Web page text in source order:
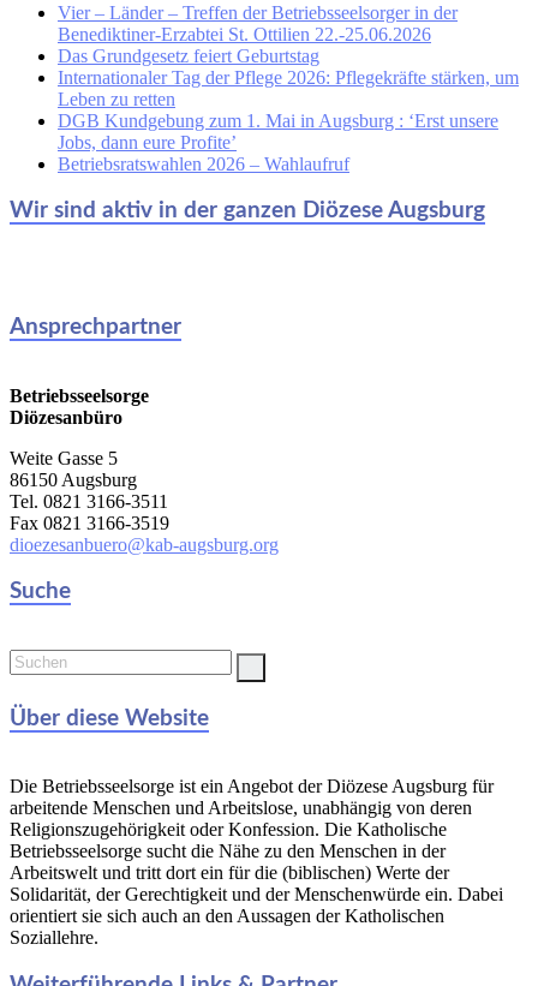
Vier – Länder – Treffen der Betriebsseelsorger in der
Benediktiner-Erzabtei St. Ottilien 22.-25.06.2026
Das Grundgesetz feiert Geburtstag
Internationaler Tag der Pflege 2026: Pflegekräfte stärken, um
Leben zu retten
DGB Kundgebung zum 1. Mai in Augsburg : ‘Erst unsere
Jobs, dann eure Profite’
Betriebsratswahlen 2026 – Wahlaufruf
Wir sind aktiv in der ganzen Diözese Augsburg
Ansprechpartner
Betriebsseelsorge
Diözesanbüro
Weite Gasse 5
86150 Augsburg
Tel. 0821 3166-3511
Fax 0821 3166-3519
dioezesanbuero@kab-augsburg.org
Suche
Über diese Website
Die Betriebsseelsorge ist ein Angebot der Diözese Augsburg für
arbeitende Menschen und Arbeitslose, unabhängig von deren
Religionszugehörigkeit oder Konfession. Die Katholische
Betriebsseelsorge sucht die Nähe zu den Menschen in der
Arbeitswelt und tritt dort ein für die (biblischen) Werte der
Solidarität, der Gerechtigkeit und der Menschenwürde ein. Dabei
orientiert sie sich auch an den Aussagen der Katholischen
Soziallehre.